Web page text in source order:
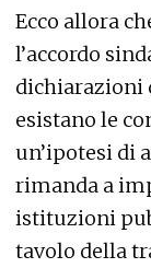
Ecco allora
l’accordo
dichiarazioni
esistano le
un’ipotesi di
rimanda a
istituzioni
tavolo della